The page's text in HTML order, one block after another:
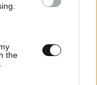
the